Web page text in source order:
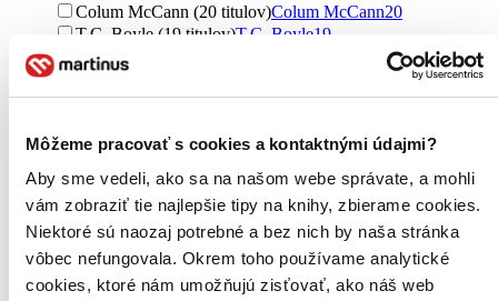
Môžeme pracovať s cookies a kontaktnými údajmi?
Aby sme vedeli, ako sa na našom webe správate, a mohli
vám zobraziť tie najlepšie tipy na knihy, zbierame cookies.
Niektoré sú naozaj potrebné a bez nich by naša stránka
vôbec nefungovala. Okrem toho používame analytické
cookies, ktoré nám umožňujú zisťovať, ako náš web
Colum McCann (20 titulov)Colum McCann20
T.C. Boyle (19 titulov)T.C. Boyle19
Katherine Rundell (18 titulov)
Katherine Rundell18
Patti Smith (16 titulov)Patti Smith16
Abdulrazak Gurnah (16 titulov)Abdulrazak Gurnah
Whittingstall16
J.K. Rowling (16 titulov)J.K. Rowling16
George Saunders (15 titulov)George Saunders 15
Johann Hari (15 titulov)Johann Hari15
Kalynn Bayron (15 titulov)
Kalynn Bayron
15